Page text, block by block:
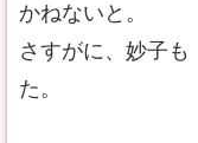
かねないと。
さすがに、妙子
た。